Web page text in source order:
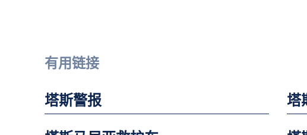
有用链接
塔斯警报 塔